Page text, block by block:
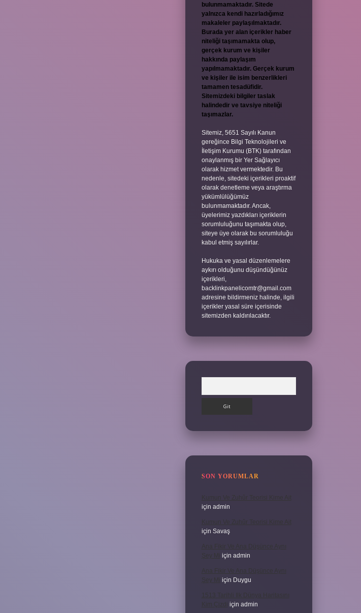
bulunmamaktadır. Sitede
yalnızca kendi hazırladığımız
makaleler paylaşılmaktadır.
Burada yer alan içerikler haber
niteliği taşımamakta olup,
gerçek kurum ve kişiler
hakkında paylaşım
yapılmamaktadır. Gerçek kurum
ve kişiler ile isim benzerlikleri
tamamen tesadüfidir.
Sitemizdeki bilgiler taslak
halindedir ve tavsiye niteliği
taşımazlar.
Sitemiz, 5651 Sayılı Kanun
gereğince Bilgi Teknolojileri ve
İletişim Kurumu (BTK) tarafından
onaylanmış bir Yer Sağlayıcı
olarak hizmet vermektedir. Bu
nedenle, sitedeki içerikleri proaktif
olarak denetleme veya araştırma
yükümlülüğümüz
bulunmamaktadır. Ancak,
üyelerimiz yazdıkları içeriklerin
sorumluluğunu taşımakta olup,
siteye üye olarak bu sorumluluğu
kabul etmiş sayılırlar.
Hukuka ve yasal düzenlemelere
aykırı olduğunu düşündüğünüz
içerikleri,
backlinkpanelicomtr@gmail.com
adresine bildirmeniz halinde, ilgili
içerikler yasal süre içerisinde
sitemizden kaldırılacaktır.
SON YORUMLAR
Kumun Ve Zuhûr Teorisi Kime Ait
için admin
Kumun Ve Zuhûr Teorisi Kime Ait
için Savaş
Ana Fikir Ve Ana Düşünce Aynı
Şey Mi için admin
Ana Fikir Ve Ana Düşünce Aynı
Şey Mi için Duygu
1513 Tarihli Ilk Dünya Haritasını
Kim Çizdi
için admin